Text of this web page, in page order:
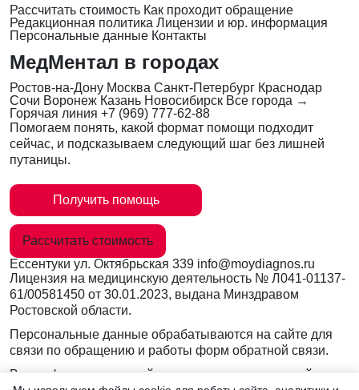
Рассчитать стоимость Как проходит обращение
Редакционная политика Лицензии и юр. информация
Персональные данные Контакты
МедМентал в городах
Ростов-на-Дону Москва Санкт-Петербург Краснодар
Сочи Воронеж Казань Новосибирск Все города →
Горячая линия +7 (969) 777-62-88
Помогаем понять, какой формат помощи подходит
сейчас, и подсказываем следующий шаг без лишней
путаницы.
Получить помощь
Рассчитать стоимость
Ессентуки ул. Октябрьская 339 info@moydiagnos.ru
Лицензия на медицинскую деятельность № Л041-01137-
61/00581450 от 30.01.2023, выдана Минздравом
Ростовской области.
Персональные данные обрабатываются на сайте для
связи по обращению и работы форм обратной связи.
Вся информация на сайте носит ознакомительный